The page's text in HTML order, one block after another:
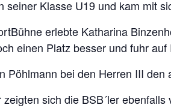
Klasse U19 und kam mit
erlebte Katharina
einen Platz besser und fuhr auf
Pöhlmann bei den Herren III den
sich die BSB´ler